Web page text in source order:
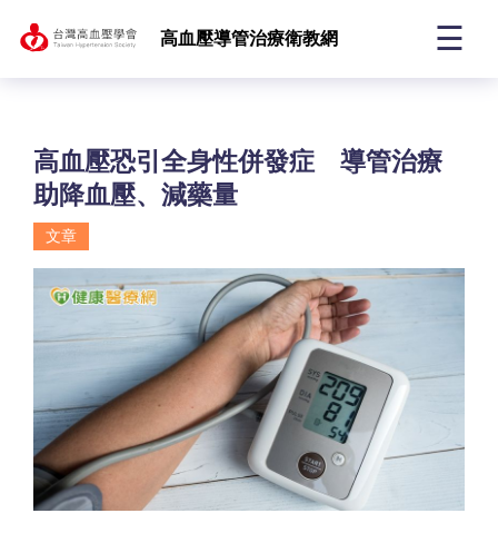
高血壓導管治療衛教網 ☰
高血壓恐引全身性併發症 導管治療
助降血壓、減藥量
文章